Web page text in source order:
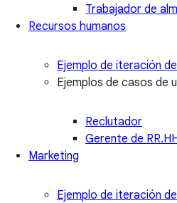
Trabajador de
Recursos humanos
Ejemplo de iteración
Ejemplos de casos de
Reclutador
Gerente de
Marketing
Ejemplo de iteración